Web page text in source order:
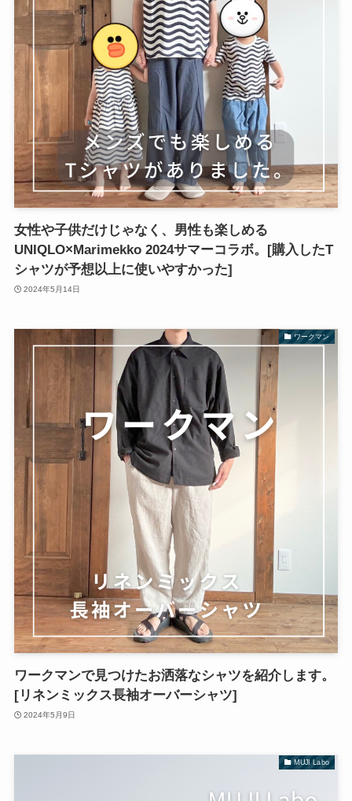
女性や子供だけじゃなく、男性も楽しめる
UNIQLO×Marimekko 2024サマーコラボ。[購入したT
シャツが予想以上に使いやすかった]
2024年5月14日
ワークマン
ワークマンで見つけたお洒落なシャツを紹介します。
[リネンミックス長袖オーバーシャツ]
2024年5月9日
MUJI Labo